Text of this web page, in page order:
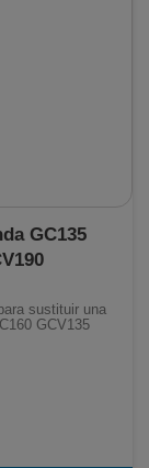
GC135
sustituir una
GCV135